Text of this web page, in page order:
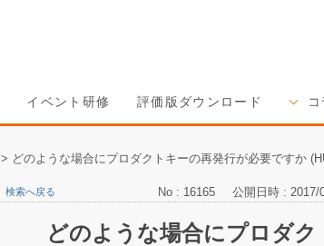
イベント研修 評価版ダウンロード コ
> どのような場合にプロダクトキーの再発行が必要ですか
検索へ戻る No : 16165 公開日時 : 2017/
どのような場合にプロダ